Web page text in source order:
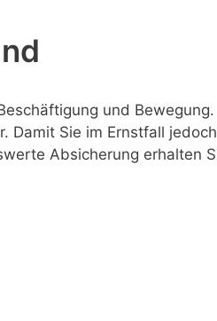
und
Damit Sie im Ernstfall
Absicherung erhalten